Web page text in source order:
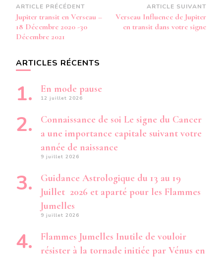
Navigation
d’article
ARTICLE PRÉCÉDENT
Jupiter transit en Verseau –
18 Décembre 2020 -30
Décembre 2021
ARTICLE SUIVANT
Verseau Influence de Jupiter
en transit dans votre signe
ARTICLES RÉCENTS
En mode pause
12 juillet 2026
Connaissance de soi Le signe du Cancer
a une importance capitale suivant votre
année de naissance
9 juillet 2026
Guidance Astrologique du 13 au 19
Juillet 2026 et aparté pour les Flammes
Jumelles
9 juillet 2026
Flammes Jumelles Inutile de vouloir
résister à la tornade initiée par Vénus en